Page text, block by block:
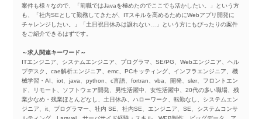
案件も様々なので、「前職ではJavaを極めたのでここでも活かしたい。」という方
も、「社内SEとして勤務してきたが、ITスキルを高めるためにWebアプリ開発に
チャレンジしたい。」「土日祝日休みは譲れない…」という方にもぴったりの案件
をご紹介できるはずです。
～求人関連キーワード～
ITエンジニア、システムエンジニア、プログラマ、SE/PG、Webエンジニア、ヘル
プデスク、cae解析エンジニア、emc、PCキッティング、インフラエンジニア、機
械学習・AI、iot、java、python、c言語、fortran、vba、開発、sler、フロントエン
ド、リモート、ソフトウェア開発、男性活躍中、女性活躍中、20代の多い職場、残
業少なめ・残業ほとんどなし、土日休み、ハローワーク、転勤なし、システムエン
ジニア、it、プログラマー、社内 SE、社内SE、エンジニア、SE、システムコンサ